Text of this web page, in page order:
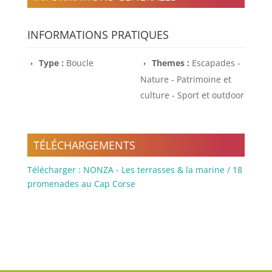
INFORMATIONS PRATIQUES
Type : Boucle Themes : Escapades -
Nature - Patrimoine et
culture - Sport et outdoor
TÉLÉCHARGEMENTS
Télécharger : NONZA - Les terrasses & la marine / 18
promenades au Cap Corse